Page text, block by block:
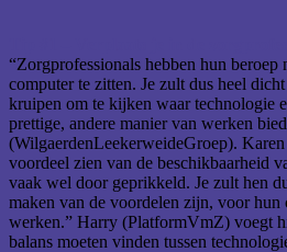
“Zorgprofessionals hebben hun beroep
computer te zitten. Je zult dus heel
kruipen om te kijken waar technologie
prettige, andere manier van werken
(WilgaerdenLeekerweideGroep).
voordeel zien van de beschikbaarheid
vaak wel door geprikkeld. Je zult hen
maken van de voordelen zijn, voor hun
werken.” Harry (PlatformVmZ) voegt
balans moeten vinden tussen